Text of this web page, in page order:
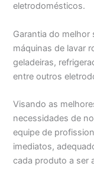
eletrodomésticos.
Garantia do
máquinas de lavar
geladeiras,
entre outros
Visando as
necessidades de
equipe de
imediatos,
cada produto a ser